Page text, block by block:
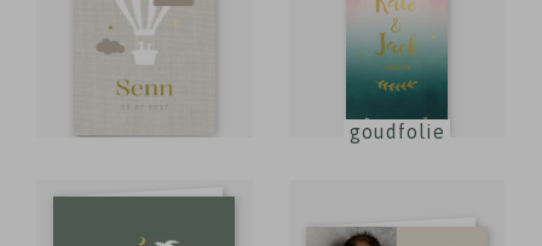
goudfolie